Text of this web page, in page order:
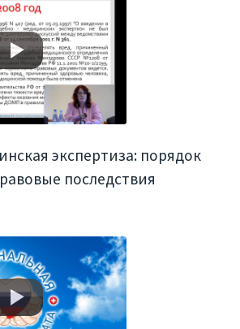
экспертиза: порядок
последствия